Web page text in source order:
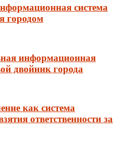
система
городом
информационная
двойник города
как система
ответственности за